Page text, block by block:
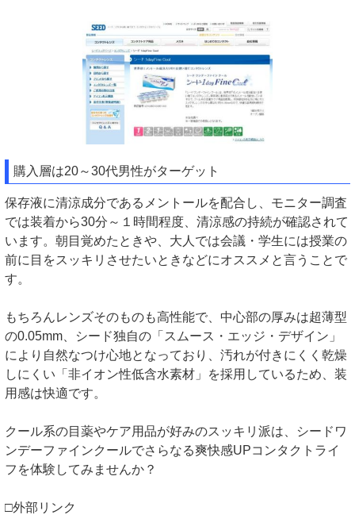
購入層は20～30代男性がターゲット
保存液に清涼成分であるメントールを配合し、モニター調査
では装着から30分～１時間程度、清涼感の持続が確認されて
います。朝目覚めたときや、大人では会議・学生には授業の
前に目をスッキリさせたいときなどにオススメと言うことで
す。
もちろんレンズそのものも高性能で、中心部の厚みは超薄型
の0.05mm、シード独自の「スムース・エッジ・デザイン」
により自然なつけ心地となっており、汚れが付きにくく乾燥
しにくい「非イオン性低含水素材」を採用しているため、装
用感は快適です。
クール系の目薬やケア用品が好みのスッキリ派は、シードワ
ンデーファインクールでさらなる爽快感UPコンタクトライ
フを体験してみませんか？
□外部リンク